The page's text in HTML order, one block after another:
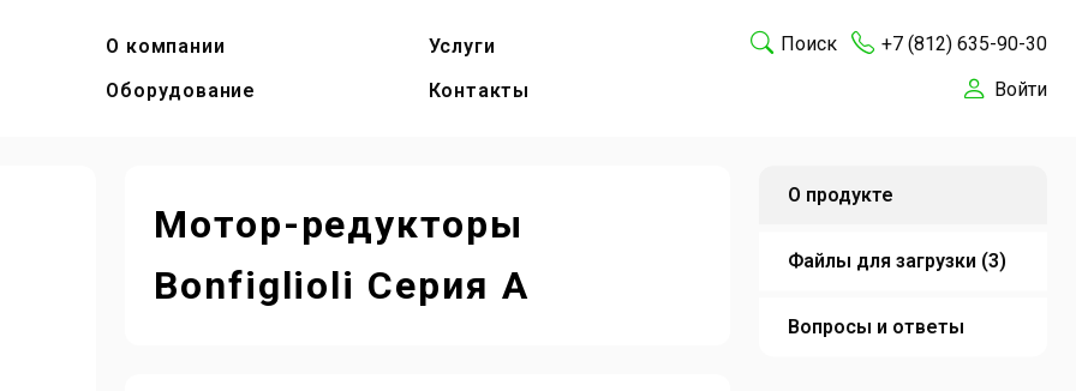
О компании
Услуги
Оборудование Контакты
Поиск +7 (812) 635-90-30
Войти
Мотор-редукторы
Bonfiglioli Серия A
О продукте
Файлы для загрузки (3)
Вопросы и ответы